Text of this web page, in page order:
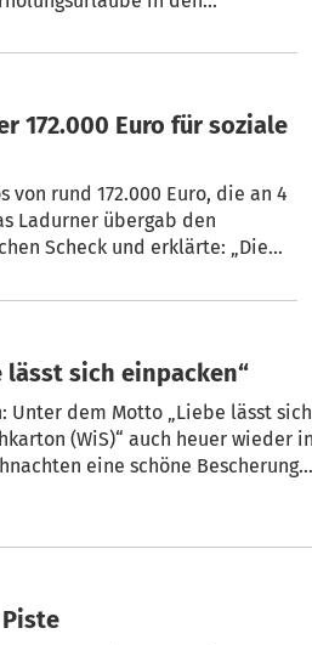
zurücklehnen können“, heißt
rund 172.000 Euro, die an 4
Ladurner übergab den
Scheck und erklärte: „Die
mitgeboten haben und
lässt sich einpacken“
Unter dem Motto „Liebe lässt sich
Piste